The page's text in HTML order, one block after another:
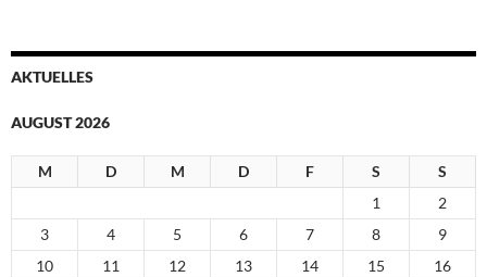
AKTUELLES
AUGUST 2026
M D M D F S
S
1
2
3
4 5 6 7 8
9
10
11 12 13 14 15
16